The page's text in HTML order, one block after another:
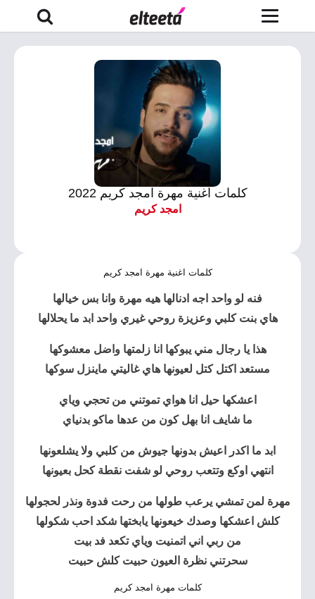
كلمات اغنية مهرة امجد كريم 2022
امجد كريم
كلمات اغنية مهرة امجد كريم
فنه لو واحد اجه ادنالها هيه مهرة وانا بس خيالها
هاي بنت كلبي وعزيزة روحي غيري واحد ابد ما يحلالها
هذا يا رجال مني يبوكها انا زلمتها واضل معشوكها
مستعد اكتل كتل لعيونها هاي غاليتي ماينزل سوكها
اعشكها حيل انا هواي تموتني من تحجي وياي
ما شايف انا بهل كون من عدها ماكو بدنياي
ابد ما اكدر اعيش بدونها جيوش من كلبي ولا يشلعونها
انتهي اوكع وتتعب روحي لو شفت نقطة كحل بعيونها
مهرة لمن تمشي يرعب طولها من رحت فدوة ونذر لحجولها
كلش اعشكها وصدك خيعونها يابختها شكد احب شكولها
من ربي اني اتمنيت وياي تكعد فد بيت
سحرتني نظرة العيون حبيت كلش حبيت
كلمات مهرة امجد كريم